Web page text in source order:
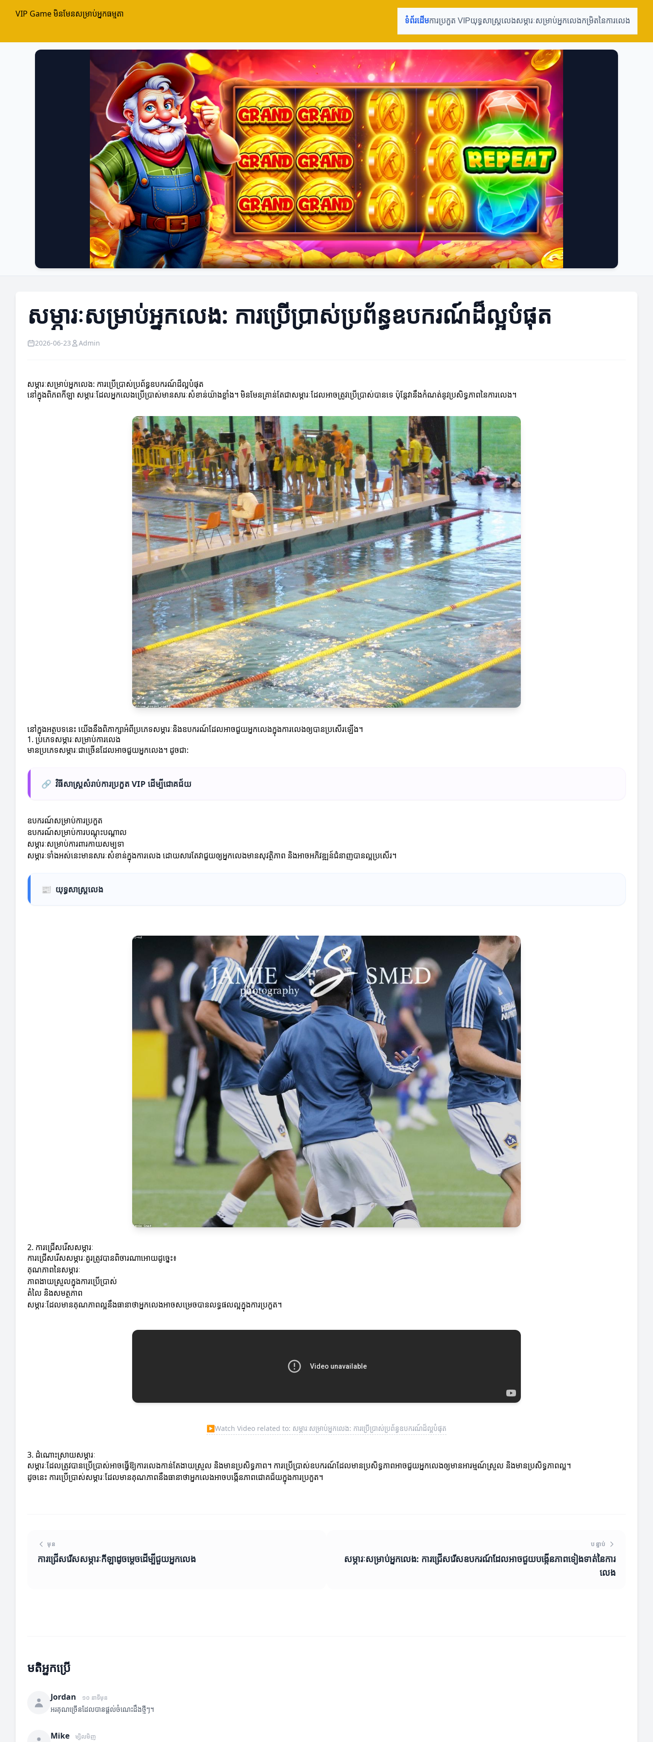
VIP Game មិនមែនសម្រាប់អ្នកធម្មតា
ទំព័រដើមការប្រកួត VIPយុទ្ធសាស្ត្រលេងសម្ភារៈសម្រាប់អ្នកលេងកម្រិតនៃការលេង
សម្ភារៈសម្រាប់អ្នកលេង: ការប្រើប្រាស់ប្រព័ន្ធឧបករណ៍ដ៏ល្អបំផុត
2026-06-23 Admin
សម្ភារៈសម្រាប់អ្នកលេង: ការប្រើប្រាស់ប្រព័ន្ធឧបករណ៍ដ៏ល្អបំផុត
នៅក្នុងពិភពកីឡា សម្ភារៈដែលអ្នកលេងប្រើប្រាស់មានសារៈសំខាន់យ៉ាងខ្លាំង។ មិនមែនគ្រាន់តែជាសម្ភារៈដែលអាចត្រូវប្រើប្រាស់បានទេ ប៉ុន្តែវានឹងកំណត់នូវប្រសិទ្ធភាពនៃការលេង។
នៅក្នុងអត្ថបទនេះ យើងនឹងពិភាក្សាអំពីប្រភេទសម្ភារៈនិងឧបករណ៍ដែលអាចជួយអ្នកលេងក្នុងការលេងឲ្យបានប្រសើរឡើង។
1. ប្រភេទសម្ភារៈសម្រាប់ការលេង
មានប្រភេទសម្ភារៈជាច្រើនដែលអាចជួយអ្នកលេង។ ដូចជា:
🔗 វិធីសាស្ត្រសំរាប់ការប្រកួត VIP ដើម្បីជោគជ័យ
ឧបករណ៍សម្រាប់ការប្រកួត
ឧបករណ៍សម្រាប់ការបណ្តុះបណ្តាល
សម្ភារៈសម្រាប់ការពារកាយសម្បទា
សម្ភារៈទាំងអស់នេះមានសារៈសំខាន់ក្នុងការលេង ដោយសារតែវាជួយឲ្យអ្នកលេងមានសុវត្ថិភាព និងអាចអភិវឌ្ឍន៍ជំនាញបានល្អប្រសើរ។
📰 យុទ្ធសាស្ត្រលេង
2. ការជ្រើសរើសសម្ភារៈ
ការជ្រើសរើសសម្ភារៈគួរត្រូវបានពិចារណាអោយដូច្នេះ៖
គុណភាពនៃសម្ភារៈ
ភាពងាយស្រួលក្នុងការប្រើប្រាស់
តំលៃ និងសមត្ថភាព
សម្ភារៈដែលមានគុណភាពល្អនឹងធានាថាអ្នកលេងអាចសម្រេចបានលទ្ធផលល្អក្នុងការប្រកួត។
▶Watch Video related to: សម្ភារៈសម្រាប់អ្នកលេង: ការប្រើប្រាស់ប្រព័ន្ធឧបករណ៍ដ៏ល្អបំផុត
3. ដំណោះស្រាយសម្ភារៈ
សម្ភារៈដែលត្រូវបានប្រើប្រាស់អាចធ្វើឱ្យការលេងកាន់តែងាយស្រួល និងមានប្រសិទ្ធភាព។ ការប្រើប្រាស់ឧបករណ៍ដែលមានប្រសិទ្ធភាពអាចជួយអ្នកលេងឲ្យមានអារម្មណ៍ស្រួល និងមានប្រសិទ្ធភាពល្អ។
ដូចនេះ ការប្រើប្រាស់សម្ភារៈដែលមានគុណភាពនឹងធានាថាអ្នកលេងអាចបង្កើនភាពជោគជ័យក្នុងការប្រកួត។
មុន
ការជ្រើសរើសសម្ភារៈកីឡាដូចម្តេចដើម្បីជួយអ្នកលេង
បន្ទាប់
សម្ភារៈសម្រាប់អ្នកលេង: ការជ្រើសរើសឧបករណ៍ដែលអាចជួយបង្កើនភាពទៀងទាត់នៃការ
លេង
មតិអ្នកប្រើ
Jordan ១០ នាទីមុន
អរគុណច្រើនដែលបានផ្តល់ចំណេះដឹងថ្មីៗ។
Mike ម្សិលមិញ